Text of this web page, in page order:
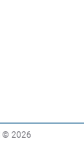
© 2026